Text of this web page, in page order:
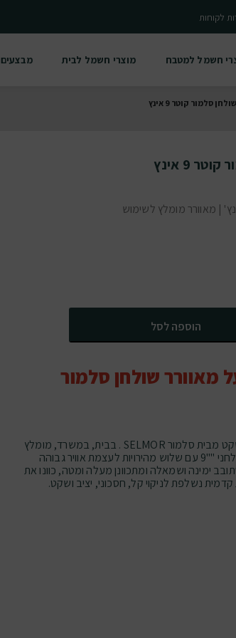
לקוחות
חשמל למטבח מוצרי חשמל לבית מבצעים
סלמור קוטר 9 אינץ
9 אינץ
שולחן | קוטר 9 אינץ' | מאוורר מומלץ לשימוש
הוספה לסל
מאוורר שולחן סלמור
מאוורר שולחן ""9 חזק ושקט מבית סלמור SELMOR . בבית, במשרד, מומלץ
כשהקיץ מגיע! מאוורר שולחני ""9 עם שלוש מהירויות לעצמת אוויר גבוהה
ימינה ושמאלה ומתכוונן מעלה ומטה, כוונו את
נשלפת לניקוי קל, חסכוני, יציב ושקט.